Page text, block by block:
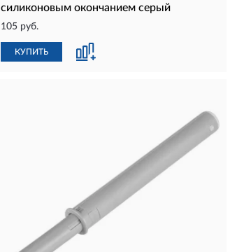
силиконовым окончанием серый
105 руб.
КУПИТЬ